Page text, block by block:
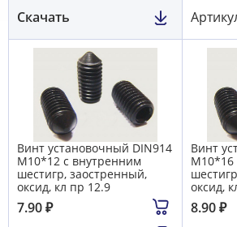
Скачать
Винт установочный DIN914
М10*12 с внутренним
шестигр, заостренный,
оксид, кл пр 12.9
7.90₽
Винт
М10*16
оксид,
8.90₽